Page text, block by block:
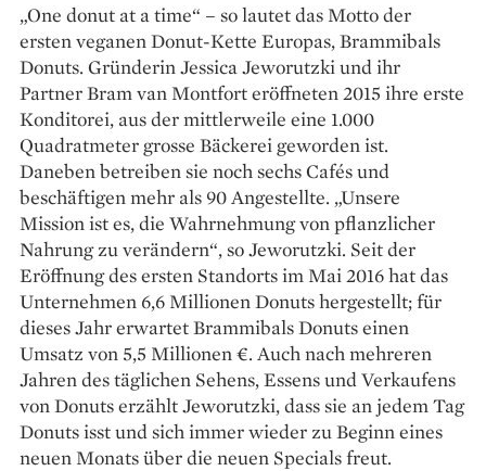
„One donut at a time“ – so lautet das Motto der
ersten veganen Donut-Kette Europas, Brammibals
Donuts. Gründerin Jessica Jeworutzki und ihr
Partner Bram van Montfort eröffneten 2015 ihre erste
Konditorei, aus der mittlerweile eine 1.000
Quadratmeter grosse Bäckerei geworden ist.
Daneben betreiben sie noch sechs Cafés und
beschäftigen mehr als 90 Angestellte. „Unsere
Mission ist es, die Wahrnehmung von pflanzlicher
Nahrung zu verändern“, so Jeworutzki. Seit der
Eröffnung des ersten Standorts im Mai 2016 hat das
Unternehmen 6,6 Millionen Donuts herge­stellt; für
dieses Jahr erwartet Brammibals Do­nuts einen
Umsatz von 5,5 Millionen €. Auch nach mehreren
Jahren des täglichen Sehens, Essens und Verkaufens
von Donuts erzählt Jeworutzki, dass sie an jedem Tag
Donuts isst und sich immer wieder zu Beginn eines
neuen Monats über die neuen Specials freut.